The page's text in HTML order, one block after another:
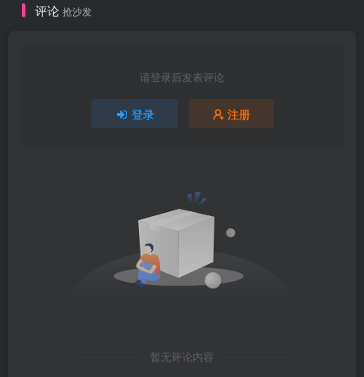
评论 抢沙发
请登录后发表评论
登录 注册
暂无评论内容